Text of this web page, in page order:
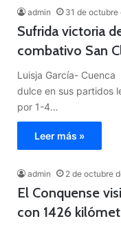
admin 31 de octubre
Sufrida victoria
combativo San
Luisja García-
dulce en sus partidos
por 1-4…
Leer más »
admin 2 de octubre
El Conquense
con 1426